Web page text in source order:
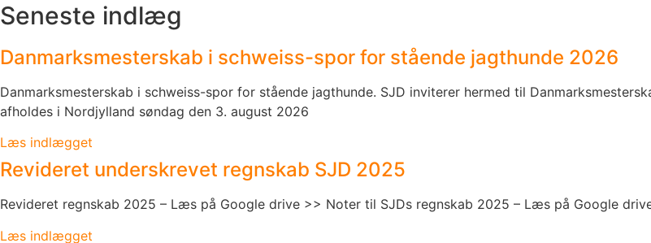
Seneste indlæg
Danmarksmesterskab i schweiss-spor for stående jagthunde 2026
Danmarksmesterskab i schweiss-spor for stående jagthunde. SJD inviterer hermed til
afholdes i Nordjylland søndag den 3. august 2026
Læs indlægget
Revideret underskrevet regnskab SJD 2025
Revideret regnskab 2025 – Læs på Google drive >> Noter til SJDs regnskab 2025 – Læs på Google
Læs indlægget